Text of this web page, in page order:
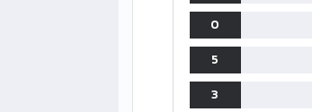
0
5
3